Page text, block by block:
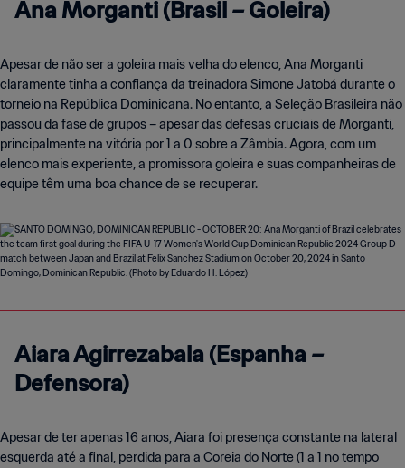
Ana Morganti (Brasil – Goleira)
Apesar de não ser a goleira mais velha do elenco, Ana Morganti
claramente tinha a confiança da treinadora Simone Jatobá durante o
torneio na República Dominicana. No entanto, a Seleção Brasileira não
passou da fase de grupos – apesar das defesas cruciais de Morganti,
principalmente na vitória por 1 a 0 sobre a Zâmbia. Agora, com um
elenco mais experiente, a promissora goleira e suas companheiras de
equipe têm uma boa chance de se recuperar.
Aiara Agirrezabala (Espanha –
Defensora)
Apesar de ter apenas 16 anos, Aiara foi presença constante na lateral
esquerda até a final, perdida para a Coreia do Norte (1 a 1 no tempo